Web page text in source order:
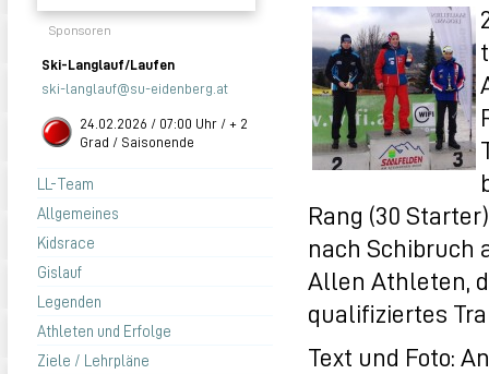
Sponsoren
Ski-Langlauf/Laufen
ski-langlauf@su-eidenberg.at
24.02.2026 / 07:00 Uhr / + 2
Grad / Saisonende
LL-Team
Allgemeines
Kidsrace
Gislauf
Legenden
Athleten und Erfolge
Ziele / Lehrpläne
Rang (30
nach Schibruch
Allen Athleten,
qualifiziertes
Text und Foto: